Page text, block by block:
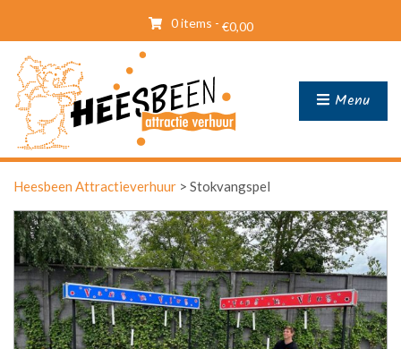
0 items - €0,00
Menu
Heesbeen Attractieverhuur > Stokvangspel